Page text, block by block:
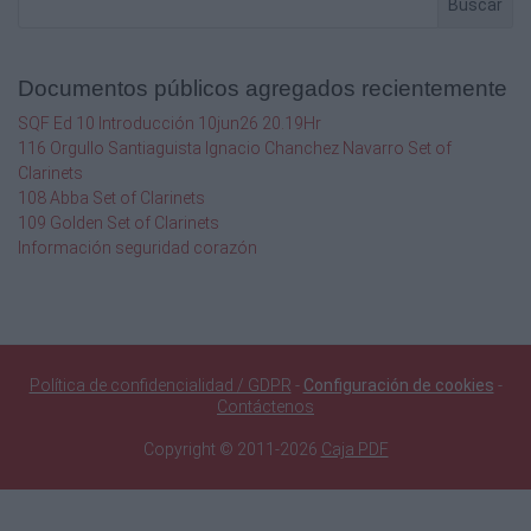
KITBE HA KODESH RESTAURADA 5994
1635
TIMOTIOS BET
2ª DE TIMOTEO
4:11 Sólo Silas está conmigo. Toma a
Mardokhay y tráelo contigo, porque me es útil
Buscar
Documentos públicos agregados recientemente
SQF Ed 10 Introducción 10jun26 20.19Hr
116 Orgullo Santiaguista Ignacio Chanchez Navarro Set of
Clarinets
108 Abba Set of Clarinets
109 Golden Set of Clarinets
Información seguridad corazón
Política de confidencialidad / GDPR - Configuración de cookies -
Contáctenos
Copyright © 2011-2026 Caja PDF